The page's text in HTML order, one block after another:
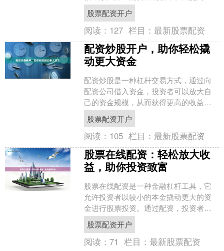
资收益。 **新手入门** * **了解风险：
**....
股票配资开户
阅读： 127 栏目：最新股票配资
配资炒股开户，助你轻松撬
动更大资金
配资炒股是一种杠杆交易方式，通过向
配资公司借入资金，投资者可以放大自
己的资金规模，从而获得更高的收益。
配资炒股开户流程简单，只需提供必要
的身份证明和资金证明即可....
股票配资开户
阅读： 105 栏目：最新股票配资
股票在线配资：轻松放大收
益，助你投资致富
股票在线配资是一种金融杠杆工具，它
允许投资者以较小的本金撬动更大的资
金进行股票投资。通过配资，投资者可
以放大收益，提升投资回报率。 **配资
的优势** * **....
股票配资开户
阅读：71 栏目：最新股票配资